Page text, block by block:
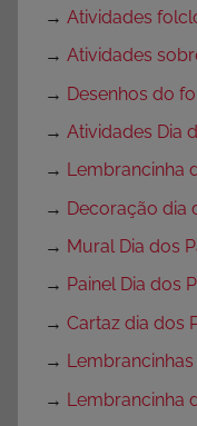
→ Atividades
→ Atividades
→ Desenhos do
→ Atividades Dia
→ Lembrancinha
→ Decoração dia
→ Mural Dia dos
→ Painel Dia dos
→ Cartaz dia dos
→
→ Lembrancinha